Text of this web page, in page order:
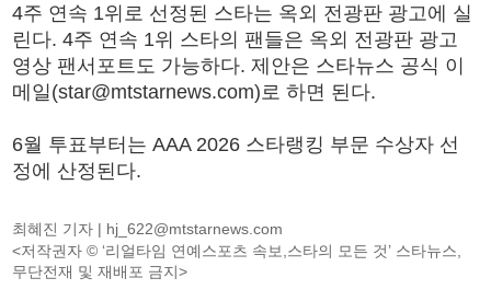
4주 연속 1위로 선정된 스타는 옥외 전광판 광고에 실
린다. 4주 연속 1위 스타의 팬들은 옥외 전광판 광고
영상 팬서포트도 가능하다. 제안은 스타뉴스 공식 이
메일(star@mtstarnews.com)로 하면 된다.
6월 투표부터는 AAA 2026 스타랭킹 부문 수상자 선
정에 산정된다.
최혜진 기자 | hj_622@mtstarnews.com
<저작권자 © ‘리얼타임 연예스포츠 속보,스타의 모든 것’ 스타뉴스,
무단전재 및 재배포 금지>